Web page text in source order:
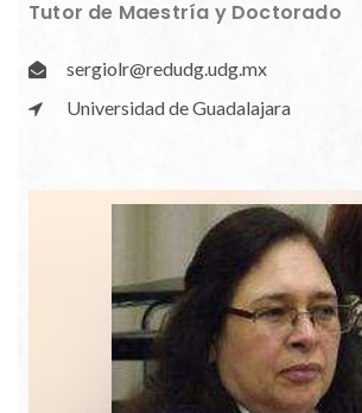
Tutor de Maestría y Doctorado
sergiolr@redudg.udg.mx
Universidad de Guadalajara